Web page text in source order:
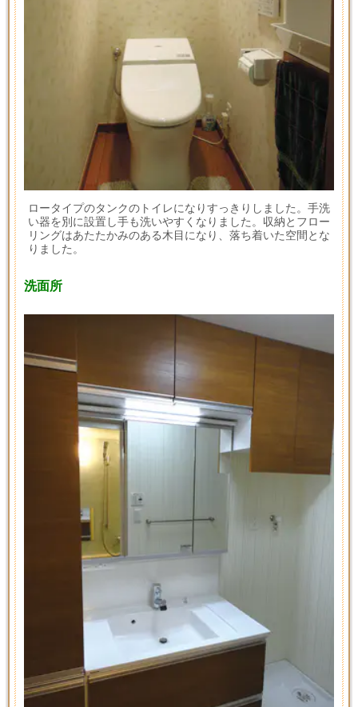
ロータイプのタンクのトイレになりすっきりしました。手洗
い器を別に設置し手も洗いやすくなりました。収納とフロー
リングはあたたかみのある木目になり、落ち着いた空間とな
りました。
洗面所